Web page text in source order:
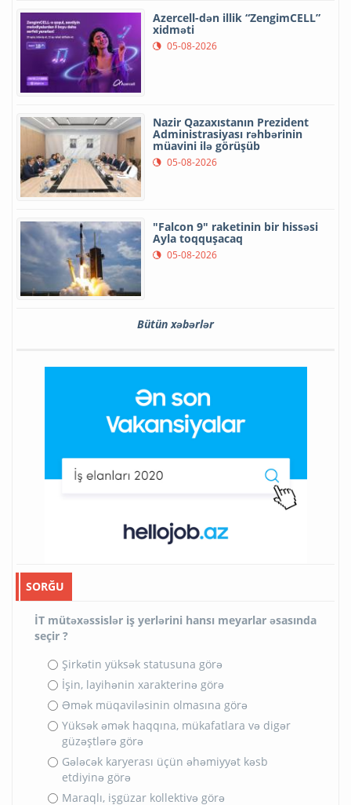
Azercell-dən illik “ZengimCELL”
xidməti
05-08-2026
Nazir Qazaxıstanın Prezident
Administrasiyası rəhbərinin
müavini ilə görüşüb
05-08-2026
"Falcon 9" raketinin bir hissəsi
Ayla toqquşacaq
05-08-2026
Bütün xəbərlər
SORĞU
İT mütəxəssislər iş yerlərini hansı meyarlar əsasında
seçir ?
Şirkətin yüksək statusuna görə
İşin, layihənin xarakterinə görə
Əmək müqaviləsinin olmasına görə
Yüksək əmək haqqına, mükafatlara və digər
güzəştlərə görə
Gələcək karyerası üçün əhəmiyyət kəsb
etdiyinə görə
Maraqlı, işgüzar kollektivə görə